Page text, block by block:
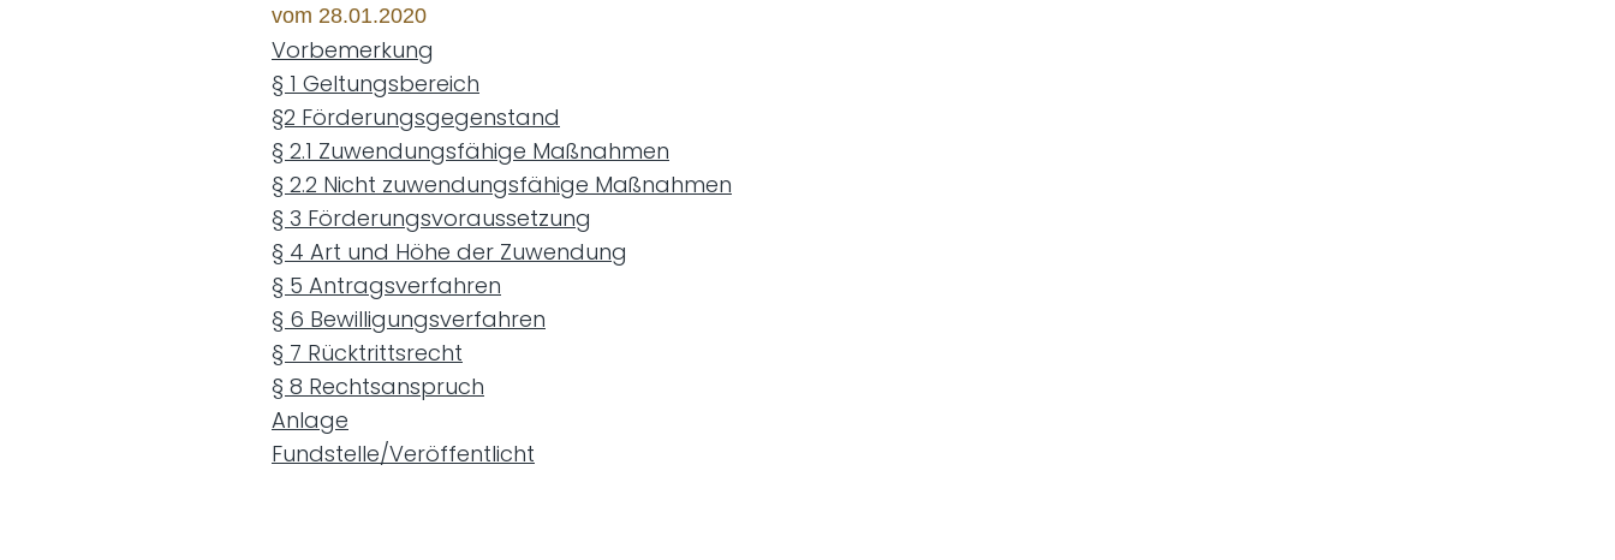
vom 28.01.2020
Vorbemerkung
§ 1 Geltungsbereich
§2 Förderungsgegenstand
§ 2.1 Zuwendungsfähige Maßnahmen
§ 2.2 Nicht zuwendungsfähige Maßnahmen
§ 3 Förderungsvoraussetzung
§ 4 Art und Höhe der Zuwendung
§ 5 Antragsverfahren
§ 6 Bewilligungsverfahren
§ 7 Rücktrittsrecht
§ 8 Rechtsanspruch
Anlage
Fundstelle/Veröffentlicht